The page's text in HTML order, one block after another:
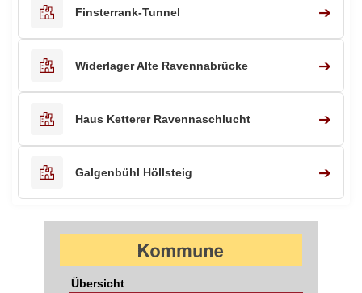
Finsterrank-Tunnel ➔
Widerlager Alte Ravennabrücke ➔
Haus Ketterer Ravennaschlucht ➔
Galgenbühl Höllsteig ➔
Übersicht